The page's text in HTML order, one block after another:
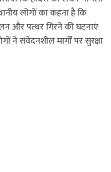
लोगों का कहना है कि
और पत्थर गिरने की घटनाएं
ने संवेदनशील मार्गों पर सुरक्षा